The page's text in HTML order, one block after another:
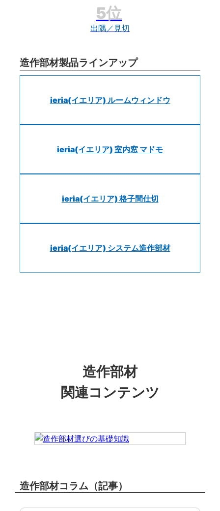
出隅／見切
造作部材製品ラインアップ
ieria(イエリア) ルームウィンドウ
ieria(イエリア) 室内窓 マドモ
ieria(イエリア) 格子間仕切
ieria(イエリア) システム造作部材
造作部材
関連コンテンツ
造作部材コラム（記事）